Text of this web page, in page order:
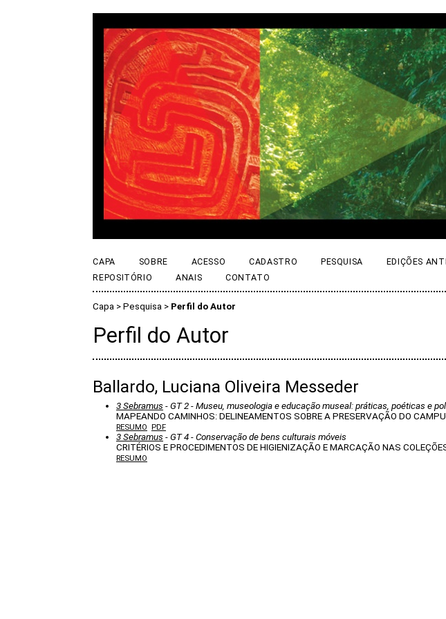
CAPA SOBRE ACESSO CADASTRO PESQUISA EDIÇÕES
REPOSITÓRIO
ANAIS CONTATO
Capa >Pesquisa > Perfil do Autor
Perfil do Autor
Ballardo, Luciana Oliveira Messeder
3 Sebramus - GT 2 - Museu, museologia e educação museal: práticas, poéticas e
MAPEANDO CAMINHOS: DELINEAMENTOS SOBRE A PRESERVAÇÃO DO
RESUMO PDF
3 Sebramus - GT 4 - Conservação de bens culturais móveis
CRITÉRIOS E PROCEDIMENTOS DE HIGIENIZAÇÃO E MARCAÇÃO NAS
RESUMO